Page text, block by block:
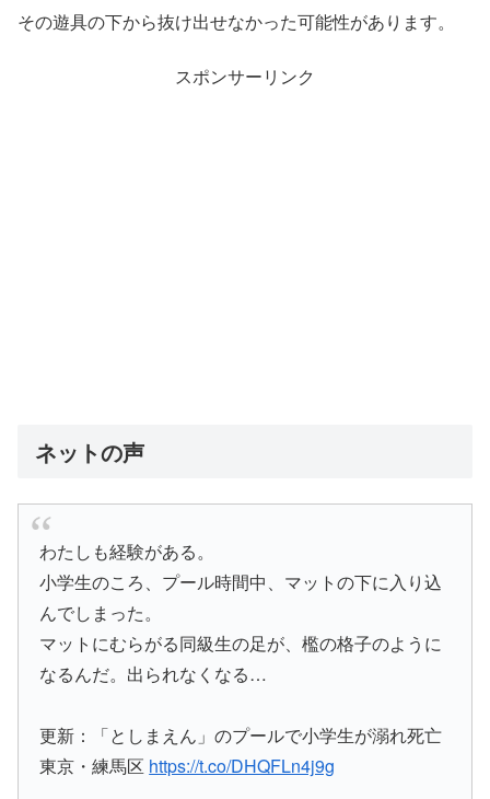
その遊具の下から抜け出せなかった可能性があります。
スポンサーリンク
ネットの声
わたしも経験がある。
小学生のころ、プール時間中、マットの下に入り込
んでしまった。
マットにむらがる同級生の足が、檻の格子のように
なるんだ。出られなくなる…
更新：「としまえん」のプールで小学生が溺れ死亡
東京・練馬区 https://t.co/DHQFLn4j9g